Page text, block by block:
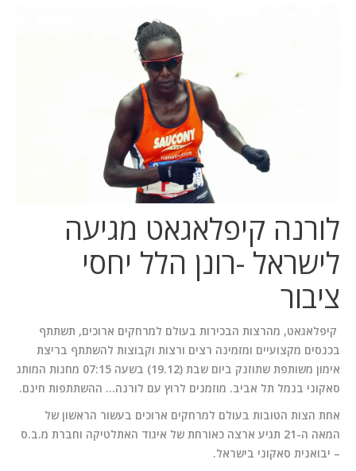
לורנה קיפלאגאט מגיעה
לישראל -רונן הלל יחסי
ציבור
קיפלאגאט, מהרצות הבכירות בעולם למרחקים ארוכים, תשתתף
בכנסים מקצועיים ומזמינה רצים ורצות וקבוצות להשתתף בריצת
אימון משותפת שתוזנק ביום שבת (19.12) בשעה 07:15 מחנות המותג
סאקוני בנמל תל אביב. מוזמנים לרוץ עם לורנה… ההשתתפות חינם.
אחת הצות הטובות בעולם למרחקים ארוכים בעשור הראשון של
המאה ה-21 תגיע ארצה כאורחת של איגוד האתלטיקה וחברת מ.ב.ס
– יבואנית סאקוני בישראל.